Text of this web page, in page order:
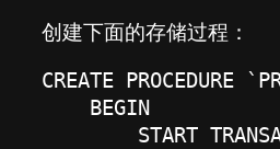
创建下面的存储过程：
CREATE PROCEDURE
    BEGIN
START